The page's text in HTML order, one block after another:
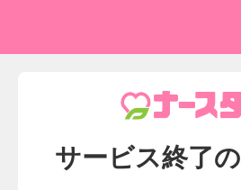
サービス終了の